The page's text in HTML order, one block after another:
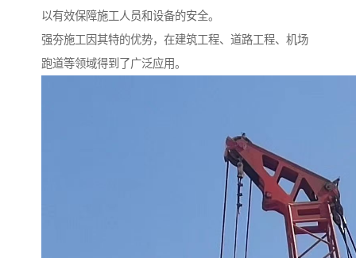
以有效保障施工人员和设备的安全。
强夯施工因其特的优势，在建筑工程、道路工程、机场
跑道等领域得到了广泛应用。